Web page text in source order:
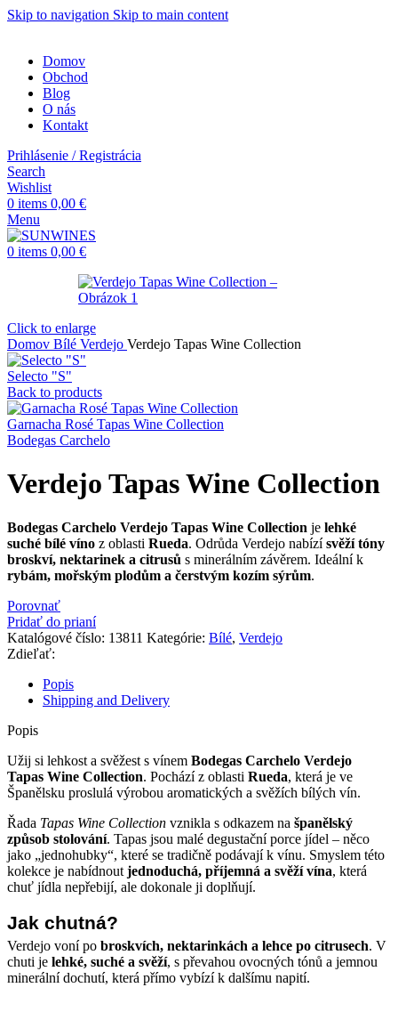
Skip to navigation Skip to main content
Domov
Obchod
Blog
O nás
Kontakt
Prihlásenie / Registrácia
Search
Wishlist
0 items 0,00 €
Menu
0 items 0,00 €
Click to enlarge
Domov Bílé Verdejo Verdejo Tapas Wine Collection
Selecto "S"
Back to products
Garnacha Rosé Tapas Wine Collection
Bodegas Carchelo
Verdejo Tapas Wine Collection
Bodegas Carchelo Verdejo Tapas Wine Collection je lehké
suché bílé víno z oblasti Rueda. Odrůda Verdejo nabízísvěží tóny
broskví, nektarinek a citrusů s minerálním závěrem. Ideální k
rybám, mořským plodům a čerstvým kozím sýrům.
Porovnať
Pridať do prianí
Katalógové číslo: 13811 Kategórie: Bílé, Verdejo
Zdieľať:
Popis
Shipping and Delivery
Popis
Užij si lehkost a svěžest s vínem Bodegas Carchelo Verdejo
Tapas Wine Collection. Pochází z oblasti Rueda, která je ve
Španělsku proslulá výrobou aromatických a svěžích bílých vín.
Řada Tapas Wine Collection vznikla s odkazem na španělský
způsob stolování. Tapas jsou malé degustační porce jídel – něco
jako „jednohubky“, které se tradičně podávají k vínu. Smyslem této
kolekce je nabídnout jednoduchá, příjemná a svěží vína, která
chuť jídla nepřebijí, ale dokonale ji doplňují.
Jak chutná?
Verdejo voní po broskvích, nektarinkách a lehce po citrusech. V
chuti je lehké, suché a svěží, s převahou ovocných tónů a jemnou
minerální dochutí, která přímo vybízí k dalšímu napití.